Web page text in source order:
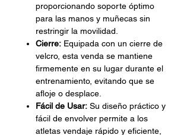
proporcionando soporte óptimo
para las manos y muñecas sin
restringir la movilidad.
Cierre: Equipada con un cierre de
velcro, esta venda se mantiene
firmemente en su lugar durante el
entrenamiento, evitando que se
afloje o desplace.
Fácil de Usar: Su diseño práctico y
fácil de envolver permite a los
atletas vendaje rápido y eficiente,